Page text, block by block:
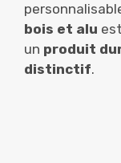
bois et alu
un produit
distinctif.